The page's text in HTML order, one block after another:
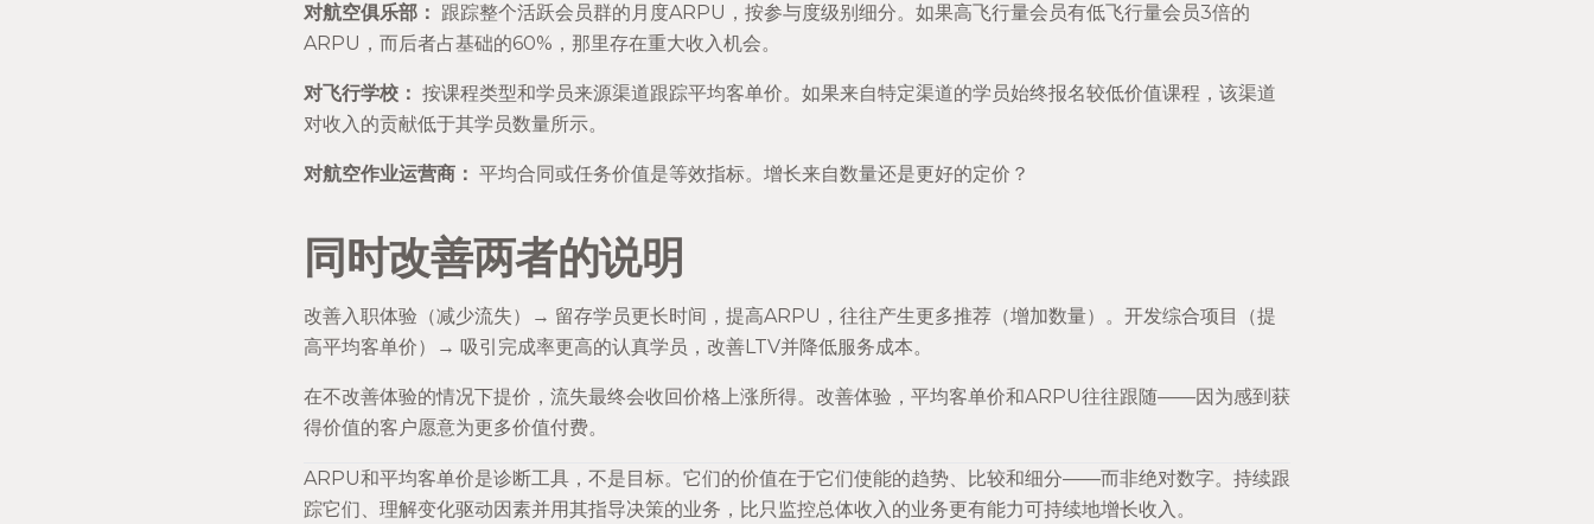
对航空俱乐部： 跟踪整个活跃会员群的月度ARPU，按参与度级别细分。如果高飞行量会员有低飞行量会员3倍的
ARPU，而后者占基础的60%，那里存在重大收入机会。
对飞行学校： 按课程类型和学员来源渠道跟踪平均客单价。如果来自特定渠道的学员始终报名较低价值课程，该渠道
对收入的贡献低于其学员数量所示。
对航空作业运营商： 平均合同或任务价值是等效指标。增长来自数量还是更好的定价？
同时改善两者的说明
改善入职体验（减少流失）→ 留存学员更长时间，提高ARPU，往往产生更多推荐（增加数量）。开发综合项目（提
高平均客单价）→ 吸引完成率更高的认真学员，改善LTV并降低服务成本。
在不改善体验的情况下提价，流失最终会收回价格上涨所得。改善体验，平均客单价和ARPU往往跟随——因为感到获
得价值的客户愿意为更多价值付费。
ARPU和平均客单价是诊断工具，不是目标。它们的价值在于它们使能的趋势、比较和细分——而非绝对数字。持续跟
踪它们、理解变化驱动因素并用其指导决策的业务，比只监控总体收入的业务更有能力可持续地增长收入。